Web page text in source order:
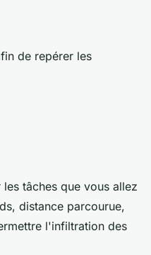
de repérer les
tâches que vous allez
distance parcourue,
l'infiltration des